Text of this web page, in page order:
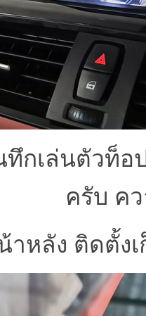
กเล่นตัวท็อ
ครับ ค
าหลัง ติดตั้ง